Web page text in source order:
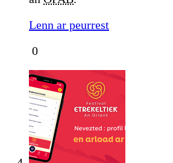
Lenn ar peurrest
0